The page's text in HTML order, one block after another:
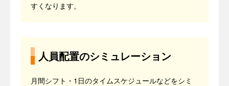
すくなります。
人員配置のシミュレーション
月間シフト・1日のタイムスケジュールなどをシミ